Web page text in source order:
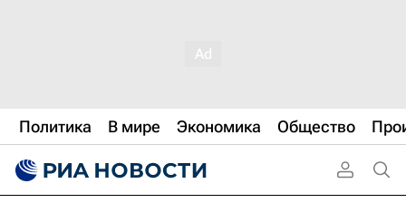
Политика В мире Экономика Общество